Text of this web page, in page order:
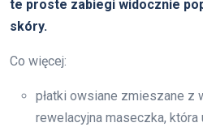
te proste zabiegi widocznie
skóry.
Co więcej:
płatki owsiane zmieszane z
rewelacyjna maseczka,